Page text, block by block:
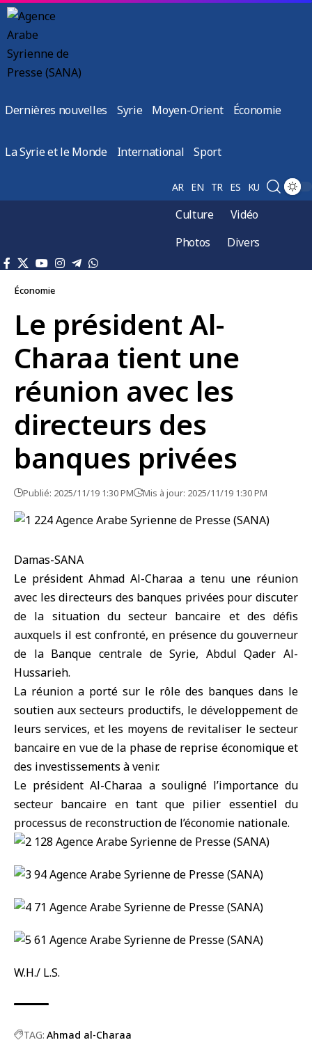
Dernières nouvelles Syrie Moyen-Orient Économie
La Syrie et le Monde International Sport
AR EN TR ES KU
Culture
Vidéo
Photos
Divers
Économie
Le président Al-
Charaa tient une
réunion avec les
directeurs des
banques privées
Publié: 2025/11/19 1:30 PM Mis à jour: 2025/11/19 1:30 PM
Damas-SANA
Le présidentAhmad Al-Charaa a tenu une réunion
avec les directeurs des banques privées pour discuter
de la situation du secteur bancaire et des défis
auxquels il est confronté, en présence du gouverneur
de la Banque centrale de Syrie, Abdul Qader Al-
Hussarieh.
La réunion a porté sur le rôle des banques dans le
soutien aux secteurs productifs, le développement de
leurs services, et les moyens de revitaliser le secteur
bancaire en vue de la phase de reprise économique et
des investissements à venir.
Le président Al-Charaa a souligné l’importance du
secteur bancaire en tant que pilier essentiel du
processus de reconstruction de l’économie nationale.
W.H./ L.S.
TAG: Ahmad al-Charaa